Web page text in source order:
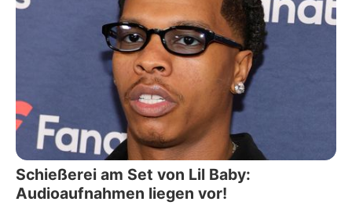
Schießerei am Set von Lil Baby:
Audioaufnahmen liegen vor!